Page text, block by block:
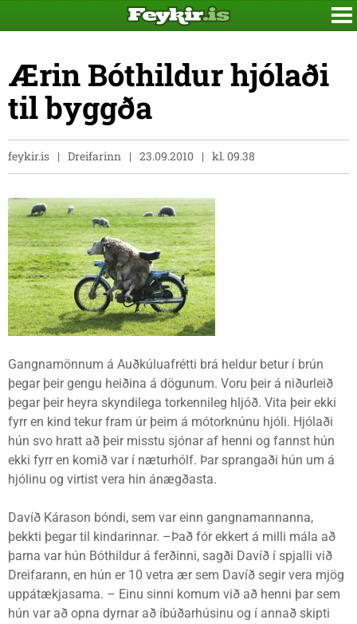
Ærin Bóthildur hjólaði
til byggða
feykir.is Dreifarinn 23.09.2010 kl. 09.38
Gangnamönnum á Auðkúluafrétti brá heldur betur í brún
þegar þeir gengu heiðina á dögunum. Voru þeir á niðurleið
þegar þeir heyra skyndilega torkennileg hljóð. Vita þeir ekki
fyrr en kind tekur fram úr þeim á mótorknúnu hjóli. Hjólaði
hún svo hratt að þeir misstu sjónar af henni og fannst hún
ekki fyrr en komið var í næturhólf. Þar sprangaði hún um á
hjólinu og virtist vera hin ánægðasta.
Davíð Kárason bóndi, sem var einn gangnamannanna,
þekkti þegar til kindarinnar. –Það fór ekkert á milli mála að
þarna var hún Bóthildur á ferðinni, sagði Davíð í spjalli við
Dreifarann, en hún er 10 vetra ær sem Davíð segir vera mjög
uppátækjasama. – Einu sinni komum við að henni þar sem
hún var að opna dyrnar að íbúðarhúsinu og í annað skipti